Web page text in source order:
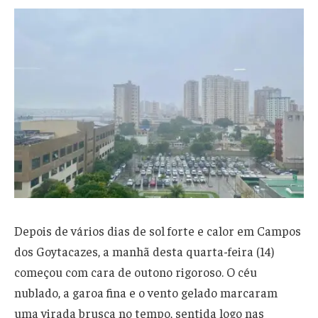
Depois de vários dias de sol forte e calor em Campos
dos Goytacazes, a manhã desta quarta-feira (14)
começou com cara de outono rigoroso. O céu
nublado, a garoa fina e o vento gelado marcaram
uma virada brusca no tempo, sentida logo nas